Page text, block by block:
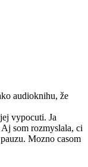
audioknihu, že
vypocuti. Ja
som rozmyslala, ci
Mozno casom